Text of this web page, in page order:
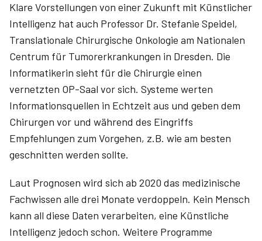
Klare Vorstellungen von einer Zukunft mit Künstlicher
Intelligenz hat auch Professor Dr. ­Stefanie ­Speidel,
Translationale Chirurgische Onkologie am Nationalen
Centrum für Tumorerkrankungen in Dresden. Die
Informatikerin sieht für die Chir­urgie einen
vernetzten OP-Saal vor sich. Systeme werten
Informationsquellen in Echtzeit aus und geben dem
Chirurgen vor und während des Eingriffs
Empfehlungen zum Vorgehen, z.B. wie am besten
geschnitten werden sollte.
Laut Prognosen wird sich ab 2020 das medizinische
Fachwissen alle drei Monate verdoppeln. Kein Mensch
kann all diese Daten verarbeiten, eine Künstliche
Intelligenz jedoch schon. Weitere Programme